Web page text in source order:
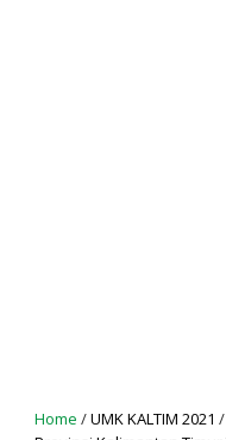
Home /UMK KALTIM 2021 /